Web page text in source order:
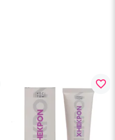
favorite_border